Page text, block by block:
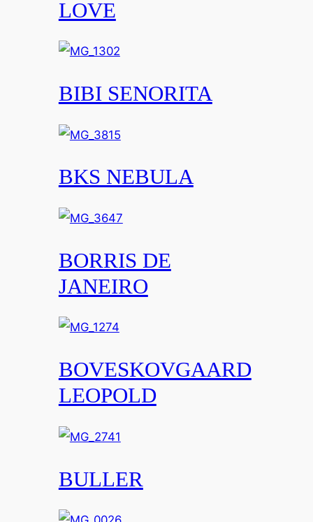
LOVE
BIBI SENORITA
BKS NEBULA
BORRIS DE
JANEIRO
BOVESKOVGAARD
LEOPOLD
BULLER